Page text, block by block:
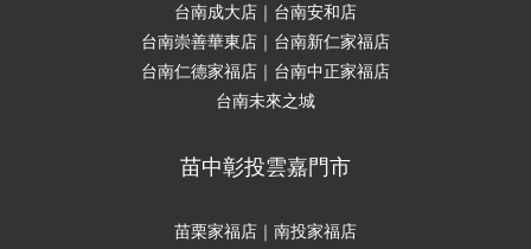
台南成大店｜台南安和店
台南崇善華東店｜台南新仁家福店
台南仁德家福店｜台南中正家福店
台南未來之城
苗中彰投雲嘉門市
苗栗家福店｜南投家福店